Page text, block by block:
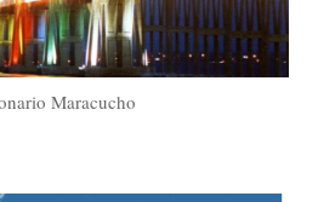
Maracucho